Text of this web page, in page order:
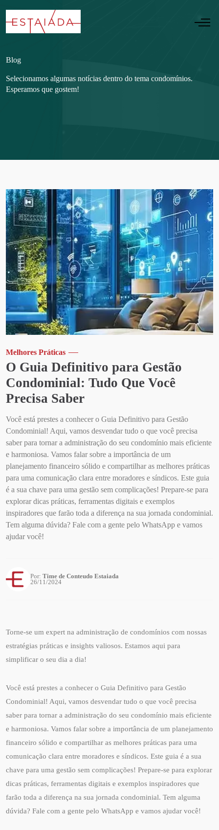
Blog
Selecionamos algumas notícias dentro do tema condomínios.
Esperamos que gostem!
Melhores Práticas
O Guia Definitivo para Gestão
Condominial: Tudo Que Você
Precisa Saber
Você está prestes a conhecer o Guia Definitivo para Gestão
Condominial! Aqui, vamos desvendar tudo o que você precisa
saber para tornar a administração do seu condomínio mais eficiente
e harmoniosa. Vamos falar sobre a importância de um
planejamento financeiro sólido e compartilhar as melhores práticas
para uma comunicação clara entre moradores e síndicos. Este guia
é a sua chave para uma gestão sem complicações! Prepare-se para
explorar dicas práticas, ferramentas digitais e exemplos
inspiradores que farão toda a diferença na sua jornada condominial.
Tem alguma dúvida? Fale com a gente pelo WhatsApp e vamos
ajudar você!
Por: Time de Conteudo Estaiada
26/11/2024
Torne-se um expert na administração de condomínios com nossas
estratégias práticas e insights valiosos. Estamos aqui para
simplificar o seu dia a dia!
Você está prestes a conhecer o Guia Definitivo para Gestão
Condominial! Aqui, vamos desvendar tudo o que você precisa
saber para tornar a administração do seu condomínio mais eficiente
e harmoniosa. Vamos falar sobre a importância de um planejamento
financeiro sólido e compartilhar as melhores práticas para uma
comunicação clara entre moradores e síndicos. Este guia é a sua
chave para uma gestão sem complicações! Prepare-se para explorar
dicas práticas, ferramentas digitais e exemplos inspiradores que
farão toda a diferença na sua jornada condominial. Tem alguma
dúvida? Fale com a gente pelo WhatsApp e vamos ajudar você!